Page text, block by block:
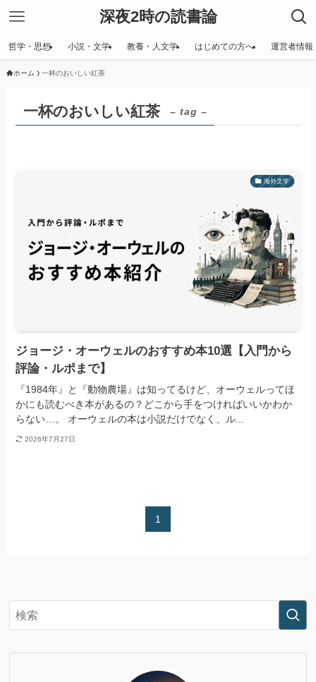
深夜2時の読書論
哲学・思想 小説・文学 教養・人文学 はじめての方へ 運営者情報
ホーム 一杯のおいしい紅茶
一杯のおいしい紅茶 – tag –
海外文学
ジョージ・オーウェルのおすすめ本10選【入門から
評論・ルポまで】
『1984年』と『動物農場』は知ってるけど、オーウェルってほ
かにも読むべき本があるの？どこから手をつければいいかわか
らない…。 オーウェルの本は小説だけでなく、ル...
2026年7月27日
1